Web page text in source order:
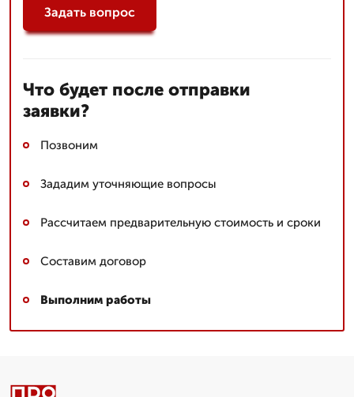
Задать вопрос
Что будет после отправки
заявки?
Позвоним
Зададим уточняющие вопросы
Рассчитаем предварительную стоимость и сроки
Составим договор
Выполним работы